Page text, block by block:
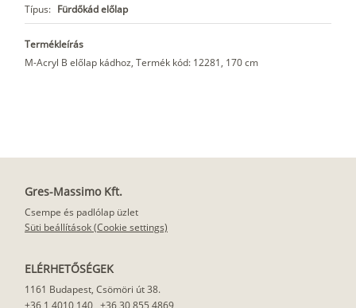
Típus: Fürdőkád előlap
Termékleírás
M-Acryl B előlap kádhoz, Termék kód: 12281, 170 cm
Gres-Massimo Kft.
Csempe és padlólap üzlet
Süti beállítások (Cookie settings)
ELÉRHETŐSÉGEK
1161 Budapest, Csömöri út 38.